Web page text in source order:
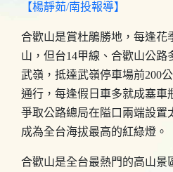
【楊靜茹/南投報導】
合歡山是賞杜鵑勝地，每逢花
山，但台14甲線、合歡山公路
武嶺，抵達武嶺停車場前200
通行，每逢假日車多就成塞車
爭取公路總局在隘口兩端設置
成為全台海拔最高的紅綠燈。
合歡山是全台最熱門的高山景